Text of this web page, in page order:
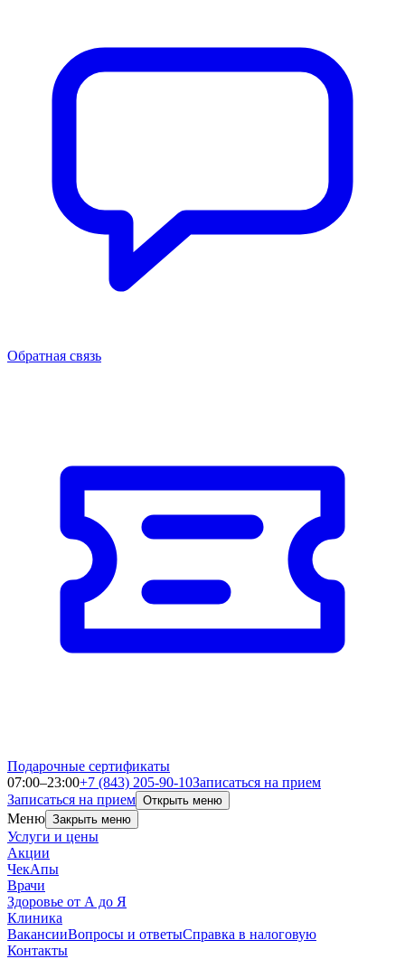
Обратная связь
Подарочные сертификаты
07:00–23:00+7 (843) 205-90-10Записаться на прием
Записаться на прием Открыть меню
Меню Закрыть меню
Услуги и цены
Акции
ЧекАпы
Врачи
Здоровье от А до Я
Клиника
ВакансииВопросы и ответыСправка в налоговую
Контакты